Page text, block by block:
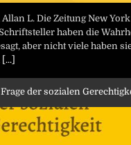
L. Die Zeitung New
haben die
aber nicht viele haben
[...]
der sozialen